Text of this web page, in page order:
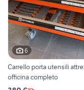
6
Carrello porta utensili
officina completo